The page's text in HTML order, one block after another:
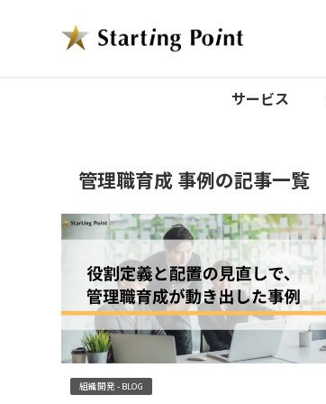
サービス
管理職育成 事例の記事一覧
組織開発 - BLOG